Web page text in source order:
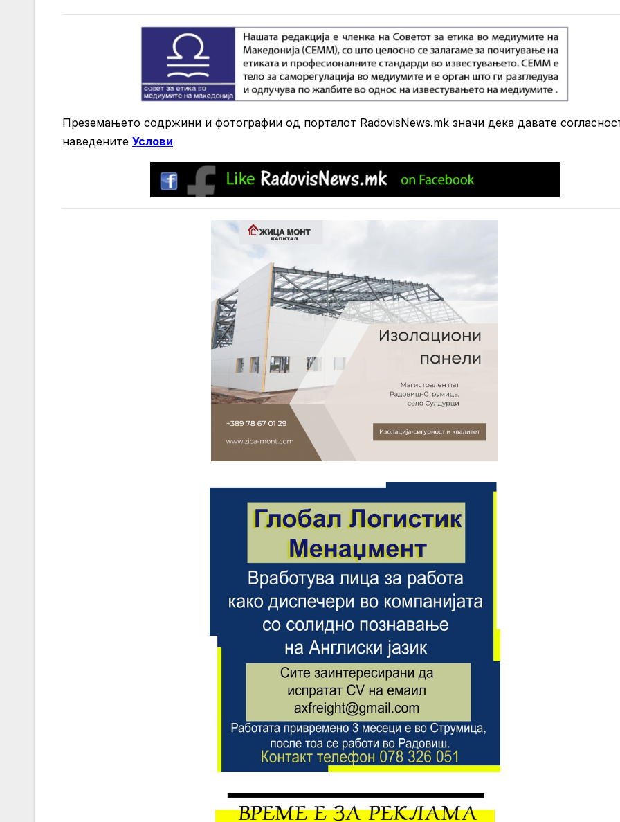
Преземањето содржини и фотографии од порталот RadovisNews.mk значи дека давате
нaведените Услови